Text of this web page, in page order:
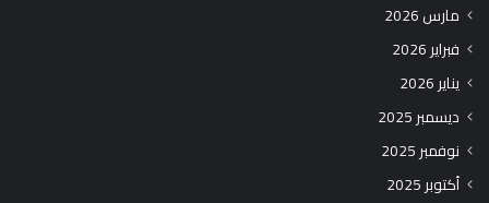
مارس 2026
فبراير 2026
يناير 2026
ديسمبر 2025
نوفمبر 2025
أكتوبر 2025